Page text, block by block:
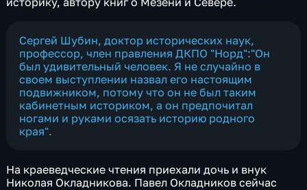
Сергей Шубин, доктор исторических наук,
профессор, член правления ДКПО "Норд":"Он
был удивительный человек. Я не случайно в
своем выступлении назвал его настоящим
подвижником, потому что он не был таким
кабинетным историком, а он предпочитал
ногами и руками осязать историю родного
края".
На краеведческие чтения приехали дочь и внук
Николая Окладникова. Павел Окладников сейчас